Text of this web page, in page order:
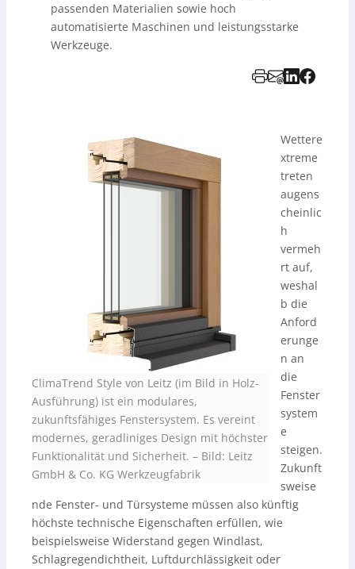
passenden Materialien sowie hoch
automatisierte Maschinen und leistungsstarke
Werkzeuge.
ClimaTrend Style von Leitz (im Bild in Holz-
Ausführung) ist ein modulares,
zukunftsfähiges Fenstersystem. Es vereint
modernes, geradliniges Design mit höchster
Funktionalität und Sicherheit. – Bild: Leitz
GmbH & Co. KG Werkzeugfabrik
Wettere
xtreme
treten
augens
cheinlic
h
vermeh
rt auf,
weshal
b die
Anford
erunge
n an
die
Fenster
system
e
steigen.
Zukunft
sweise
nde Fenster- und Türsysteme müssen also künftig
höchste technische Eigenschaften erfüllen, wie
beispielsweise Widerstand gegen Windlast,
Schlagregendichtheit, Luftdurchlässigkeit oder